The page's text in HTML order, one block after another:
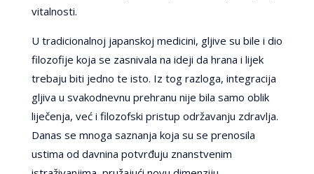
vitalnosti.
U tradicionalnoj japanskoj medicini, gljive su bile i dio
filozofije koja se zasnivala na ideji da hrana i lijek
trebaju biti jedno te isto. Iz tog razloga, integracija
gljiva u svakodnevnu prehranu nije bila samo oblik
liječenja, već i filozofski pristup održavanju zdravlja.
Danas se mnoga saznanja koja su se prenosila
ustima od davnina potvrđuju znanstvenim